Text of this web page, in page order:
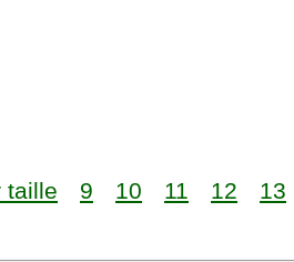
taille 9 10 11 12 13